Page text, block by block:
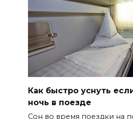
Как быстро уснуть
ночь в поезде
Сон во время поездки на